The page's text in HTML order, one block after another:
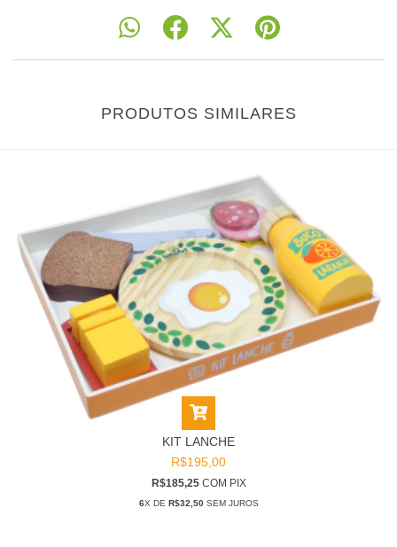
PRODUTOS SIMILARES
KIT LANCHE
R$195,00
R$185,25 COM PIX
6X DE R$32,50SEM JUROS